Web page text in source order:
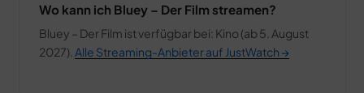
Wo kann ich Bluey – Der Film streamen?
Bluey – Der Film ist verfügbar bei: Kino (ab 5. August
2027). Alle Streaming-Anbieter auf JustWatch →